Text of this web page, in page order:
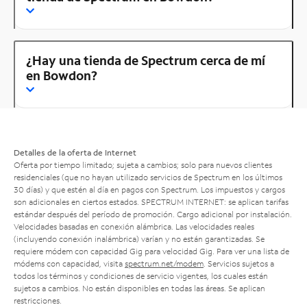
¿Hay una tienda de Spectrum cerca de mí
en Bowdon?
Detalles de la oferta de Internet
Oferta por tiempo limitado; sujeta a cambios; solo para nuevos clientes
residenciales (que no hayan utilizado servicios de Spectrum en los últimos
30 días) y que estén al día en pagos con Spectrum. Los impuestos y cargos
son adicionales en ciertos estados. SPECTRUM INTERNET: se aplican tarifas
estándar después del período de promoción. Cargo adicional por instalación.
Velocidades basadas en conexión alámbrica. Las velocidades reales
(incluyendo conexión inalámbrica) varían y no están garantizadas. Se
requiere módem con capacidad Gig para velocidad Gig. Para ver una lista de
módems con capacidad, visita spectrum.net/modem . Servicios sujetos a
todos los términos y condiciones de servicio vigentes, los cuales están
sujetos a cambios. No están disponibles en todas las áreas. Se aplican
restricciones.